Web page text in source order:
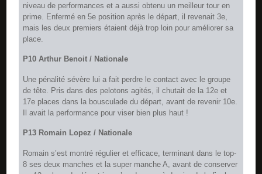
niveau de performances et a aussi obtenu un meilleur tour en
prime. Enfermé en 5e position après le départ, il revenait 3e,
mais les deux premiers étaient déjà trop loin pour améliorer sa
place.
P10 Arthur Benoit / Nationale
Une pénalité sévère lui a fait perdre le contact avec le groupe
de tête. Pris dans des pelotons agités, il chutait de la 12e et
17e places dans la bousculade du départ, avant de revenir 10e.
Il avait la performance pour viser bien plus haut !
P13 Romain Lopez / Nationale
Romain s’est montré régulier et efficace, terminant dans le top-
8 ses deux manches et la super manche A, avant de conserver